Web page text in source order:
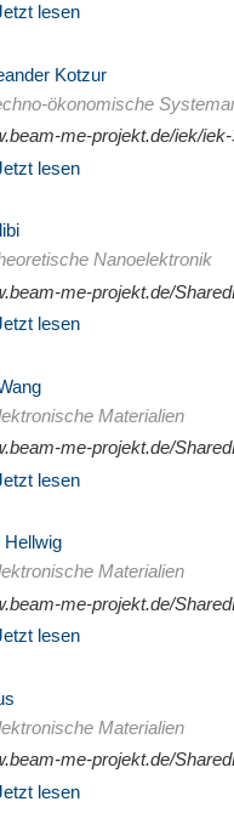
lesen
Kotzur
ökonomische
me-projekt.de/iek/
lesen
Nanoelektronik
me-projekt.de/
lesen
Materialien
me-projekt.de/
lesen
Hellwig
Materialien
me-projekt.de/
lesen
Materialien
me-projekt.de/
lesen